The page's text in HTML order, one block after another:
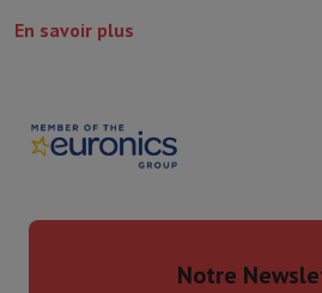
En savoir plus
Notre